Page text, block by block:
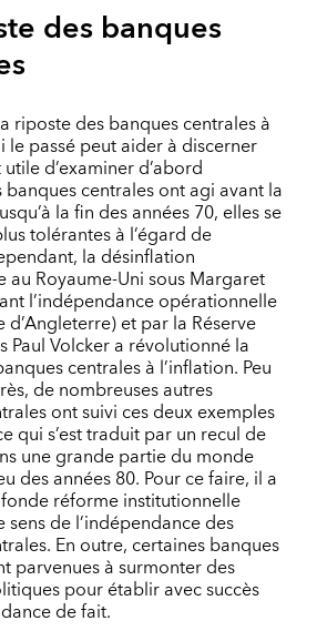
des banques
riposte des banques centrales à
le passé peut aider à discerner
utile d’examiner d’abord
centrales ont agi avant la
la fin des années 70, elles se
tolérantes à l’égard de
la désinflation
au Royaume-Uni sous Margaret
l’indépendance opérationnelle
d’Angleterre) et par la Réserve
Paul Volcker a révolutionné la
centrales à l’inflation. Peu
de nombreuses autres
ont suivi ces deux exemples
qui s’est traduit par un recul de
une grande partie du monde
des années 80. Pour ce faire, il a
réforme institutionnelle
sens de l’indépendance des
En outre, certaines banques
parvenues à surmonter des
pour établir avec succès
de fait.